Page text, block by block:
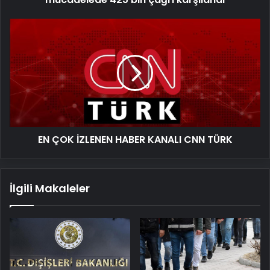
HABER
KANALI
CNN
EN ÇOK İZLENEN HABER KANALI CNN TÜRK
İlgili Makaleler